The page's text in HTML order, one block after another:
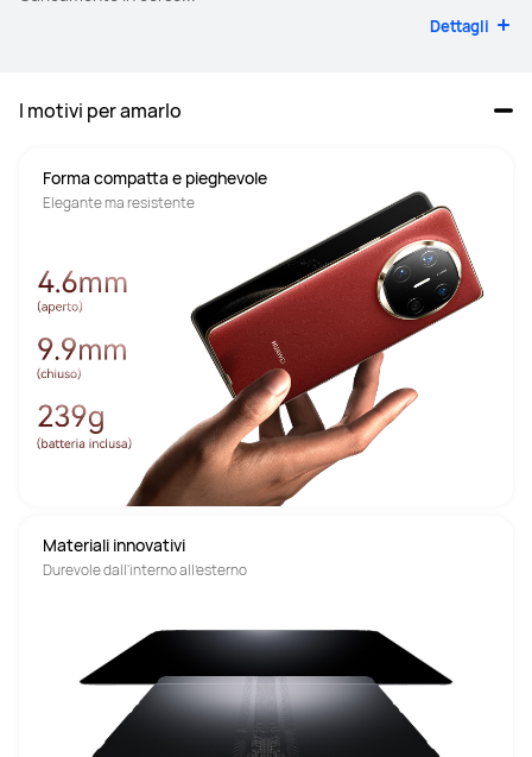
Dettagli
I motivi per amarlo
Forma compatta e pieghevole
Elegante ma resistente
Materiali innovativi
Durevole dall'interno all'esterno